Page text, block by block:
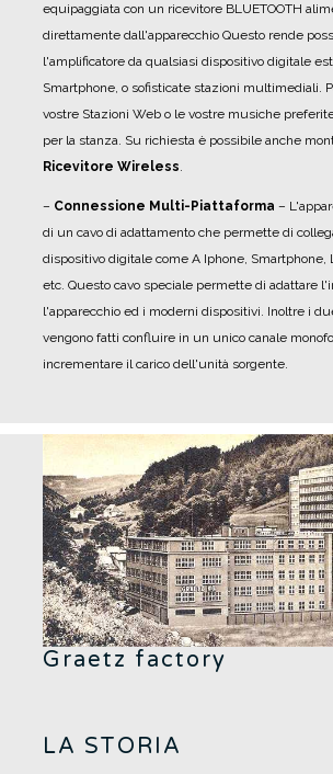
equipaggiata con un ricevitore BLUETOOTH
direttamente dall'apparecchio Questo rende
l'amplificatore da qualsiasi dispositivo digitale
Smartphone, o sofisticate stazioni multimediali.
vostre Stazioni Web o le vostre musiche
per la stanza. Su richiesta è possibile anche
Ricevitore Wireless.
– Connessione Multi-Piattaforma –
di un cavo di adattamento che permette di
dispositivo digitale come A Iphone, Smartphone,
etc. Questo cavo speciale permette di adattare
l'apparecchio ed i moderni dispositivi. Inoltre i
vengono fatti confluire in un unico canale
incrementare il carico dell'unità sorgente.
Graetz factory
LA STORIA